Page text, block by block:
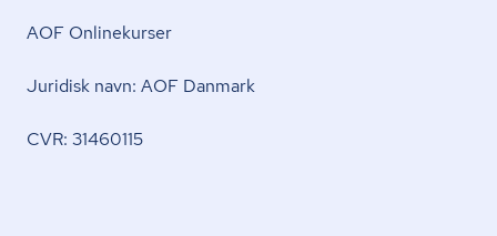
AOF Onlinekurser
Juridisk navn: AOF Danmark
CVR: 31460115